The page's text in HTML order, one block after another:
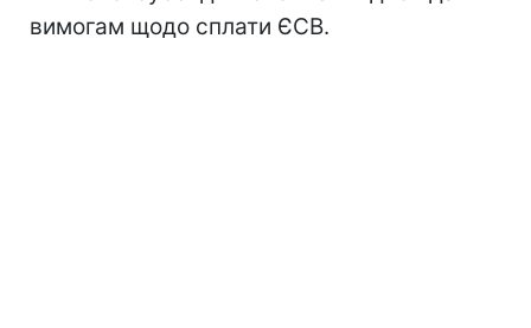
вимогам щодо сплати ЄСВ.